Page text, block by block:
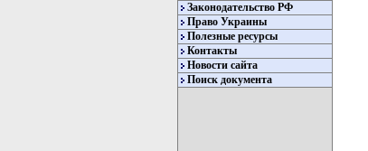
Законодательство РФ
Право Украины
Полезные ресурсы
Контакты
Новости сайта
Поиск документа